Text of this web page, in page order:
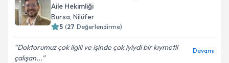
Aile Hekimliği
Bursa, Nilüfer
5 (27 Değerlendirme)
Doktorumuz çok ilgili ve işinde çok iyiydi bir kıymetli
çalışan...
Devamı